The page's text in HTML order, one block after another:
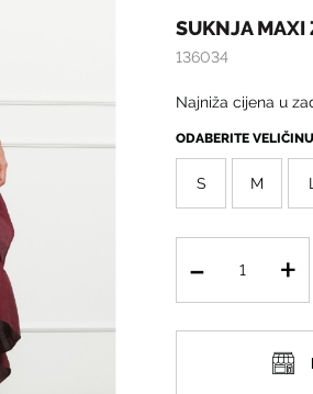
SUKNJA MAXI
136034
Najniža cijena u
ODABERITE VELIČINU
S M L